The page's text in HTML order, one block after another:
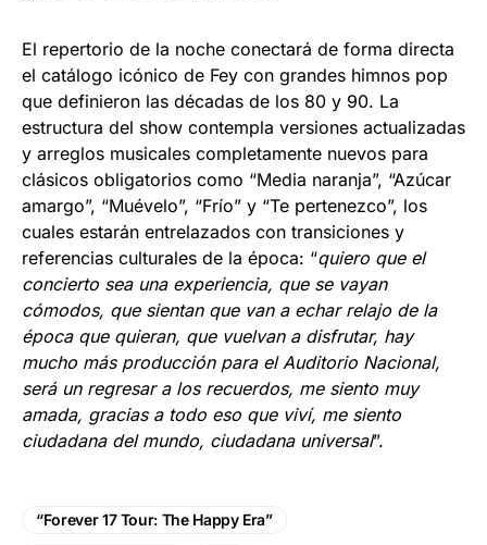
El repertorio de la noche conectará de forma directa
el catálogo icónico de Fey con grandes himnos pop
que definieron las décadas de los 80 y 90. La
estructura del show contempla versiones actualizadas
y arreglos musicales completamente nuevos para
clásicos obligatorios como “Media naranja”, “Azúcar
amargo”, “Muévelo”, “Frío” y “Te pertenezco”, los
cuales estarán entrelazados con transiciones y
referencias culturales de la época: “quiero que el
concierto sea una experiencia, que se vayan
cómodos, que sientan que van a echar relajo de la
época que quieran, que vuelvan a disfrutar, hay
mucho más producción para el Auditorio Nacional,
será un regresar a los recuerdos, me siento muy
amada, gracias a todo eso que viví, me siento
ciudadana del mundo, ciudadana universal”.
“Forever 17 Tour: The Happy Era”